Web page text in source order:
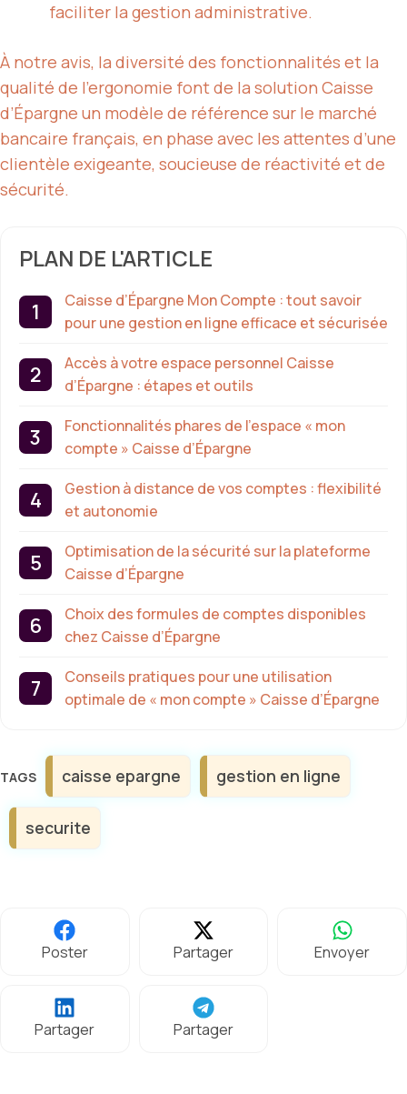
faciliter la gestion administrative.
À notre avis, la diversité des fonctionnalités et la
qualité de l’ergonomie font de la solution Caisse
d’Épargne un modèle de référence sur le marché
bancaire français, en phase avec les attentes d’une
clientèle exigeante, soucieuse de réactivité et de
sécurité.
PLAN DE L'ARTICLE
Caisse d’Épargne Mon Compte : tout savoir
pour une gestion en ligne efficace et sécurisée
Accès à votre espace personnel Caisse
d’Épargne : étapes et outils
Fonctionnalités phares de l’espace « mon
compte » Caisse d’Épargne
Gestion à distance de vos comptes : flexibilité
et autonomie
Optimisation de la sécurité sur la plateforme
Caisse d’Épargne
Choix des formules de comptes disponibles
chez Caisse d’Épargne
Conseils pratiques pour une utilisation
optimale de « mon compte » Caisse d’Épargne
Étiquettes
caisse epargne gestion en ligne
securite
Poster Partager Envoyer
Partager Partager